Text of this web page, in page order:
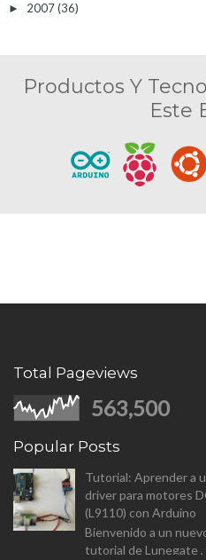
► 2007(36)
Productos Y
Este
Total Pageviews
563,500
Popular Posts
Tutorial: Aprender a
driver para motores
(L9110) con Arduino
Bienvenido a un
tutorial de Lunegate ,